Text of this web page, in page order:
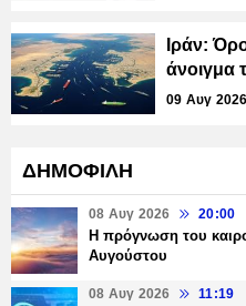
Ιράν:
άνοιγμα
09 Αυγ 2026
ΔΗΜΟΦΙΛΗ
08 Αυγ 2026 20:00
Η πρόγνωση του
Αυγούστου
08 Αυγ 2026 11:19